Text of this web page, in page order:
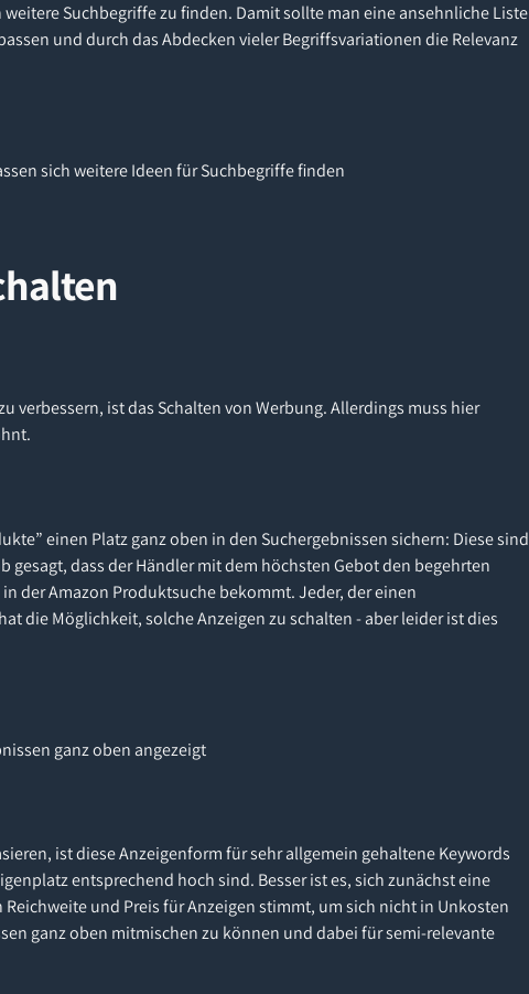
Suchbegriffe zu finden. Damit sollte man eine ansehnliche Liste
und durch das Abdecken vieler Begriffsvariationen die Relevanz
sich weitere Ideen für Suchbegriffe finden
verbessern, ist das Schalten von Werbung. Allerdings muss hier
einen Platz ganz oben in den Suchergebnissen sichern: Diese sind
dass der Händler mit dem höchsten Gebot den begehrten
der Amazon Produktsuche bekommt. Jeder, der einen
die Möglichkeit, solche Anzeigen zu schalten - aber leider ist dies
ganz oben angezeigt
ist diese Anzeigenform für sehr allgemein gehaltene Keywords
entsprechend hoch sind. Besser ist es, sich zunächst eine
und Preis für Anzeigen stimmt, um sich nicht in Unkosten
ganz oben mitmischen zu können und dabei für semi-relevante